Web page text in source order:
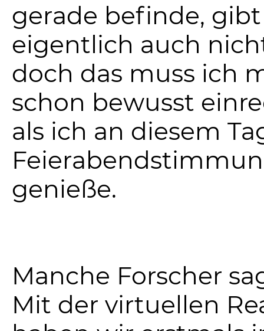
gerade befinde, gibt
eigentlich auch
doch das muss ich
schon bewusst
als ich an diesem
genieße.
Manche Forscher
Mit der virtuellen